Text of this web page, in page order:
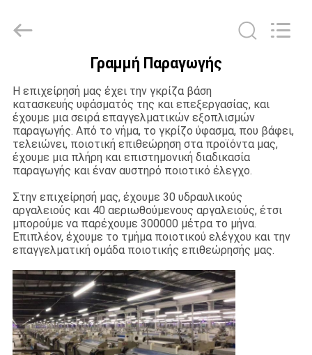
ΠΡΟΪΌΝΤΑ
ΠΕΡΊΠΟΥ
ΕΜΕΊΣ
ΓΎΡΟΣ
ΕΡΓΟΣΤΑΣΊΩΝ
ΠΟΙΟΤΙΚΌΣ
ΈΛΕΓΧΟΣ
Textile
Co.,Ltd.
Γραμμή Παραγωγής
Η επιχείρησή μας έχει την γκρίζα βάση
κατασκευής υφάσματός της και επεξεργασίας, και
έχουμε μια σειρά επαγγελματικών εξοπλισμών
παραγωγής. Από το νήμα, το γκρίζο ύφασμα, που βάφει,
τελειώνει, ποιοτική επιθεώρηση στα προϊόντα μας,
έχουμε μια πλήρη και επιστημονική διαδικασία
παραγωγής και έναν αυστηρό ποιοτικό έλεγχο.
Στην επιχείρησή μας, έχουμε 30 υδραυλικούς
αργαλειούς και 40 αεριωθούμενους αργαλειούς, έτσι
μπορούμε να παρέχουμε 300000 μέτρα το μήνα.
Επιπλέον, έχουμε το τμήμα ποιοτικού ελέγχου και την
επαγγελματική ομάδα ποιοτικής επιθεώρησής μας.